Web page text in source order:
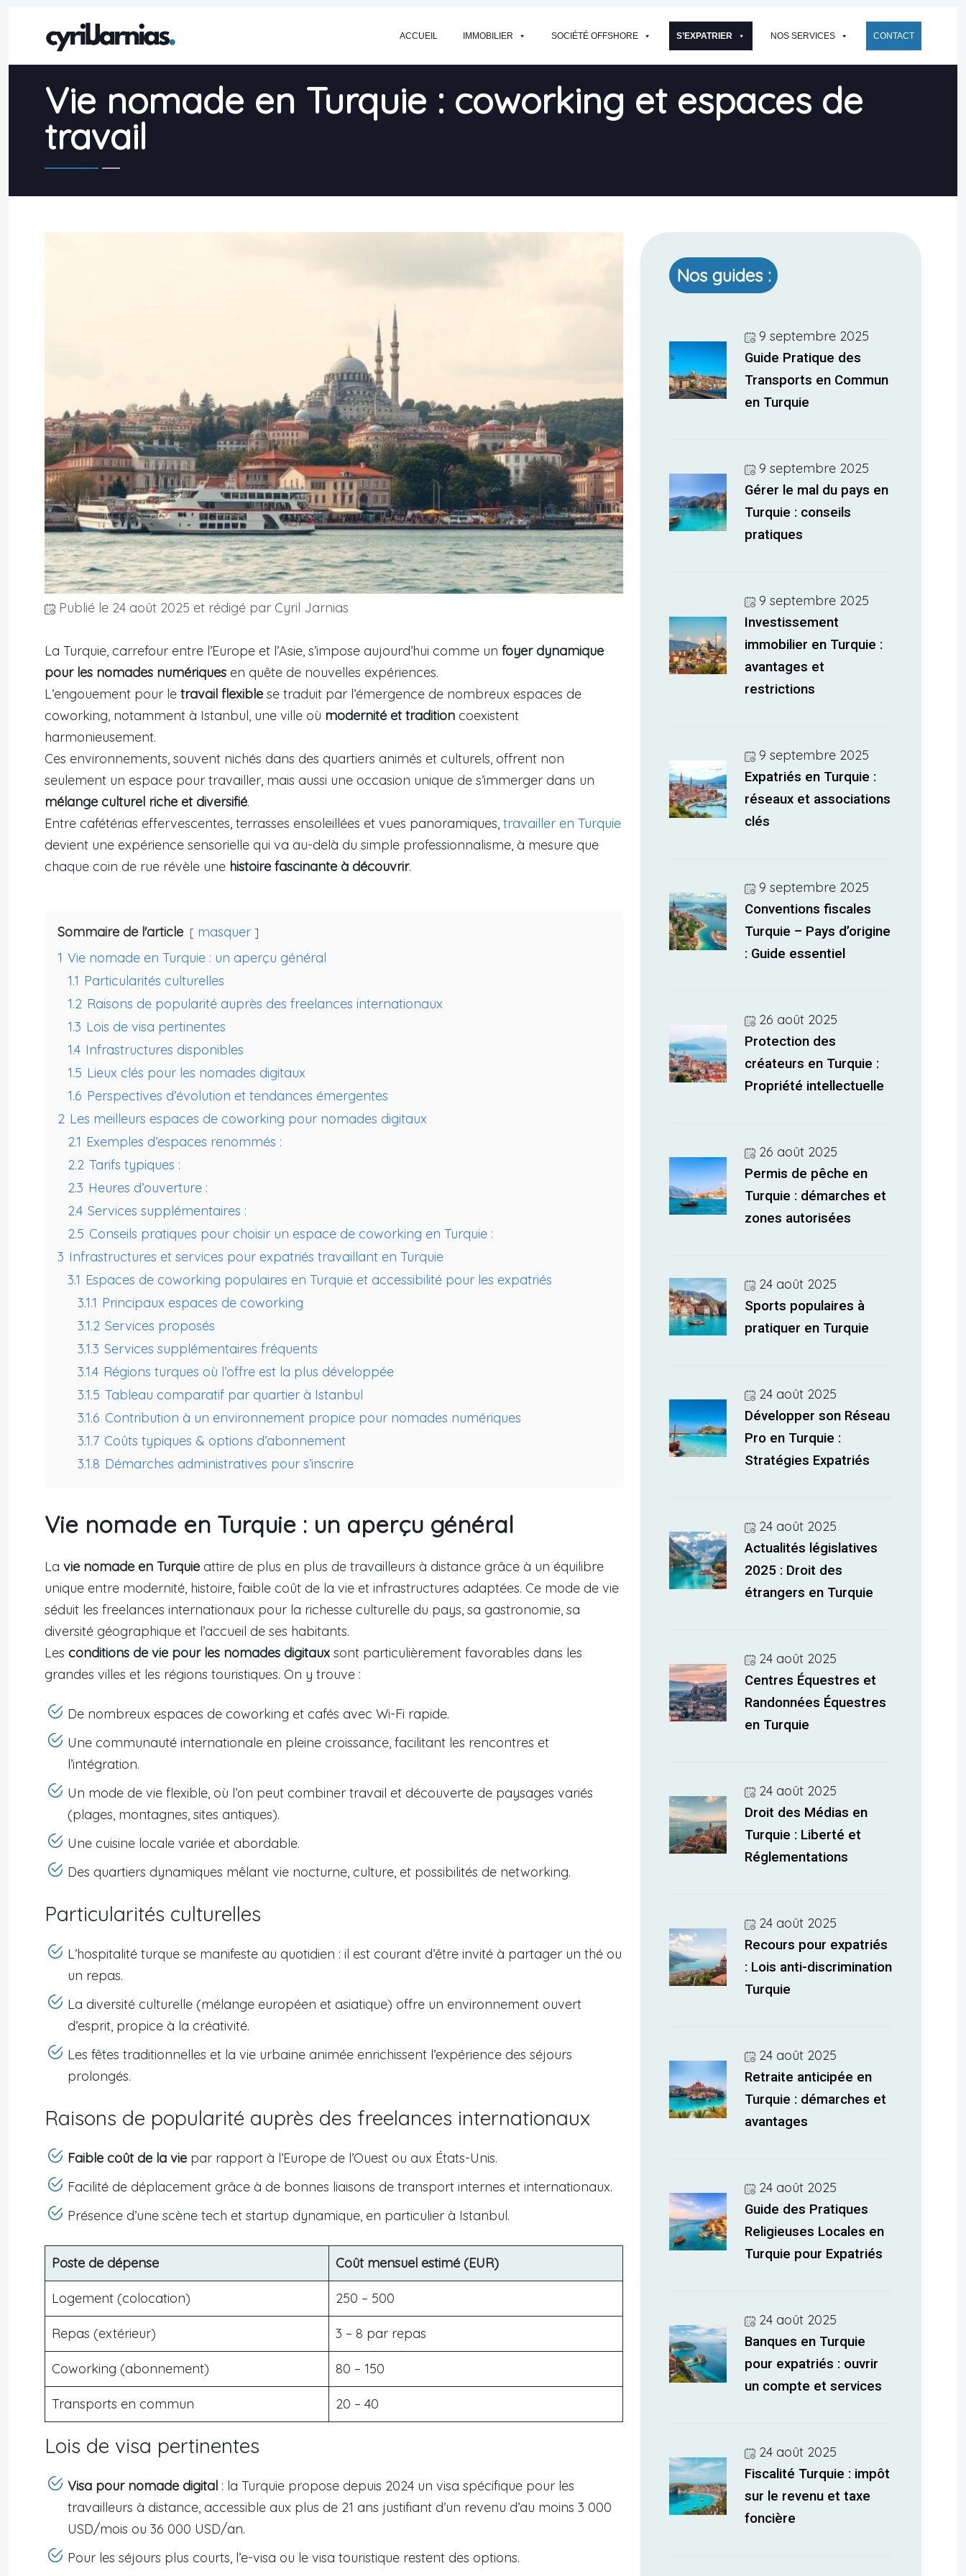
ACCUEIL IMMOBILIER SOCIÉTÉ OFFSHORE S’EXPATRIER NOS SERVICES CONTACT
Vie nomade en Turquie : coworking et espaces de
travail
Publié le 24 août 2025 et rédigé par Cyril Jarnias
La Turquie, carrefour entre l’Europe et l’Asie, s’impose aujourd’hui comme un foyer dynamique
pour les nomades numériques en quête de nouvelles expériences.
L’engouement pour le travail flexible se traduit par l’émergence de nombreux espaces de
coworking, notamment à Istanbul, une ville où modernité et tradition coexistent
harmonieusement.
Ces environnements, souvent nichés dans des quartiers animés et culturels, offrent non
seulement un espace pour travailler, mais aussi une occasion unique de s’immerger dans un
mélange culturel riche et diversifié.
Entre cafétérias effervescentes, terrasses ensoleillées et vues panoramiques, travailler en Turquie
devient une expérience sensorielle qui va au-delà du simple professionnalisme, à mesure que
chaque coin de rue révèle une histoire fascinante à découvrir.
Sommaire de l'article
masquer
1 Vie nomade en Turquie : un aperçu général
1.1 Particularités culturelles
1.2 Raisons de popularité auprès des freelances internationaux
1.3 Lois de visa pertinentes
1.4 Infrastructures disponibles
1.5 Lieux clés pour les nomades digitaux
1.6 Perspectives d’évolution et tendances émergentes
2 Les meilleurs espaces de coworking pour nomades digitaux
2.1 Exemples d’espaces renommés :
2.2 Tarifs typiques :
2.3 Heures d’ouverture :
2.4 Services supplémentaires :
2.5 Conseils pratiques pour choisir un espace de coworking en Turquie :
3 Infrastructures et services pour expatriés travaillant en Turquie
3.1 Espaces de coworking populaires en Turquie et accessibilité pour les expatriés
3.1.1 Principaux espaces de coworking
3.1.2 Services proposés
3.1.3 Services supplémentaires fréquents
3.1.4 Régions turques où l’offre est la plus développée
3.1.5 Tableau comparatif par quartier à Istanbul
3.1.6 Contribution à un environnement propice pour nomades numériques
3.1.7 Coûts typiques & options d’abonnement
3.1.8 Démarches administratives pour s’inscrire
Vie nomade en Turquie : un aperçu général
La vie nomade en Turquie attire de plus en plus de travailleurs à distance grâce à un équilibre
unique entre modernité, histoire, faible coût de la vie et infrastructures adaptées. Ce mode de vie
séduit les freelances internationaux pour la richesse culturelle du pays, sa gastronomie, sa
diversité géographique et l’accueil de ses habitants.
Les conditions de vie pour les nomades digitaux sont particulièrement favorables dans les
grandes villes et les régions touristiques. On y trouve :
De nombreux espaces de coworking et cafés avec Wi-Fi rapide.
Une communauté internationale en pleine croissance, facilitant les rencontres et
l’intégration.
Un mode de vie flexible, où l’on peut combiner travail et découverte de paysages variés
(plages, montagnes, sites antiques).
Une cuisine locale variée et abordable.
Des quartiers dynamiques mêlant vie nocturne, culture, et possibilités de networking.
Particularités culturelles
L’hospitalité turque se manifeste au quotidien : il est courant d’être invité à partager un thé ou
un repas.
La diversité culturelle (mélange européen et asiatique) offre un environnement ouvert
d’esprit, propice à la créativité.
Les fêtes traditionnelles et la vie urbaine animée enrichissent l’expérience des séjours
prolongés.
Raisons de popularité auprès des freelances internationaux
Faible coût de la vie par rapport à l’Europe de l’Ouest ou aux États-Unis.
Facilité de déplacement grâce à de bonnes liaisons de transport internes et internationaux.
Présence d’une scène tech et startup dynamique, en particulier à Istanbul.
Poste de dépense Coût mensuel estimé (EUR)
Logement (colocation) 250 – 500
Repas (extérieur) 3 – 8 par repas
Coworking (abonnement) 80 – 150
Transports en commun 20 – 40
Lois de visa pertinentes
Visa pour nomade digital : la Turquie propose depuis 2024 un visa spécifique pour les
travailleurs à distance, accessible aux plus de 21 ans justifiant d’un revenu d’au moins 3 000
USD/mois ou 36 000 USD/an.
Pour les séjours plus courts, l’e-visa ou le visa touristique restent des options.
Nos guides :
9 septembre 2025
Guide Pratique des
Transports en Commun
en Turquie
9 septembre 2025
Gérer le mal du pays en
Turquie : conseils
pratiques
9 septembre 2025
Investissement
immobilier en Turquie :
avantages et
restrictions
9 septembre 2025
Expatriés en Turquie :
réseaux et associations
clés
9 septembre 2025
Conventions fiscales
Turquie – Pays d’origine
: Guide essentiel
26 août 2025
Protection des
créateurs en Turquie :
Propriété intellectuelle
26 août 2025
Permis de pêche en
Turquie : démarches et
zones autorisées
24 août 2025
Sports populaires à
pratiquer en Turquie
24 août 2025
Développer son Réseau
Pro en Turquie :
Stratégies Expatriés
24 août 2025
Actualités législatives
2025 : Droit des
étrangers en Turquie
24 août 2025
Centres Équestres et
Randonnées Équestres
en Turquie
24 août 2025
Droit des Médias en
Turquie : Liberté et
Réglementations
24 août 2025
Recours pour expatriés
: Lois anti-discrimination
Turquie
24 août 2025
Retraite anticipée en
Turquie : démarches et
avantages
24 août 2025
Guide des Pratiques
Religieuses Locales en
Turquie pour Expatriés
24 août 2025
Banques en Turquie
pour expatriés : ouvrir
un compte et services
24 août 2025
Fiscalité Turquie : impôt
sur le revenu et taxe
foncière